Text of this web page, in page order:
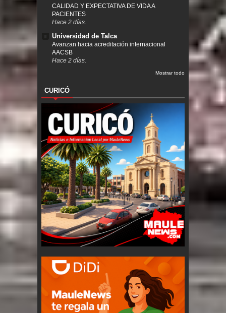
CALIDAD Y EXPECTATIVA DE VIDA A
PACIENTES
Hace 2 días.
Universidad de Talca
Avanzan hacia acreditación internacional
AACSB
Hace 2 días.
Mostrar todo
CURICÓ